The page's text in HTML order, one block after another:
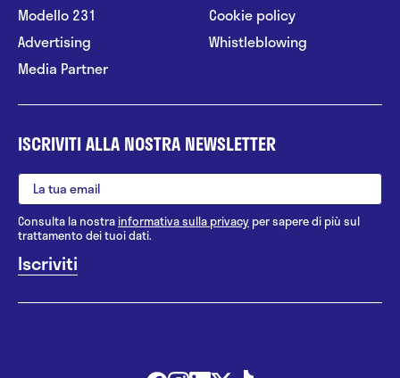
Modello 231
Advertising
Media Partner
Cookie policy
Whistleblowing
ISCRIVITI ALLA NOSTRA NEWSLETTER
Consulta la nostrainformativa sulla privacy per sapere di più sul
trattamento dei tuoi dati.